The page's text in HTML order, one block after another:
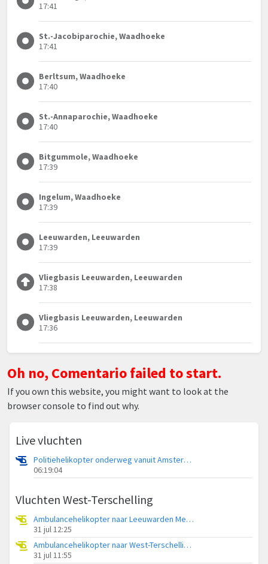
17:41
St.-Jacobiparochie, Waadhoeke
17:41
Berltsum, Waadhoeke
17:40
St.-Annaparochie, Waadhoeke
17:40
Bitgummole, Waadhoeke
17:39
Ingelum, Waadhoeke
17:39
Leeuwarden, Leeuwarden
17:39
Vliegbasis Leeuwarden, Leeuwarden
17:38
Vliegbasis Leeuwarden, Leeuwarden
17:36
Oh no, Comentario failed to start.
If you own this website, you might want to look at the
browser console to find out why.
Live vluchten
Politiehelikopter onderweg vanuit Amsterdam Vliegveld Schiphol
06:19:04
Vluchten West-Terschelling
Ambulancehelikopter naar Leeuwarden Medical Center Heliport
31 jul 12:25
Ambulancehelikopter naar West-Terschelling, Hoofdweg
31 jul 11:55